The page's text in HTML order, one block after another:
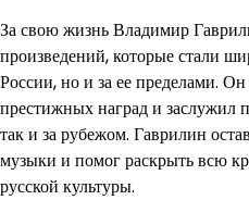
За свою жизнь Владимир
произведений, которые стали
России, но и за ее пределами.
престижных наград и заслужил
так и за рубежом. Гаврилин
музыки и помог раскрыть всю
русской культуры.